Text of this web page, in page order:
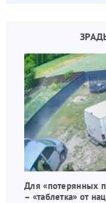
Для «потерянных
– «таблетка» от